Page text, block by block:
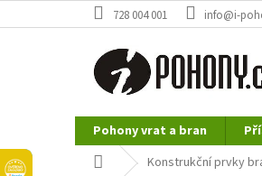
na
728 004 001 info@i-
Pohony vrat a bran
Nerezové polotovary
Domů Konstrukční prvky